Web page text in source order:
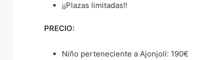
¡¡Plazas limitadas!!
PRECIO:
Niño perteneciente a Ajonjolí: 190€